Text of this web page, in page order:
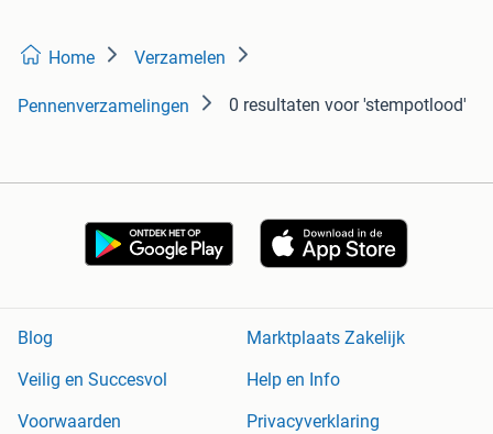
Home Verzamelen
Pennenverzamelingen 0 resultaten voor 'stempotlood'
Blog
Marktplaats Zakelijk
Veilig en Succesvol
Help en Info
Voorwaarden
Privacyverklaring